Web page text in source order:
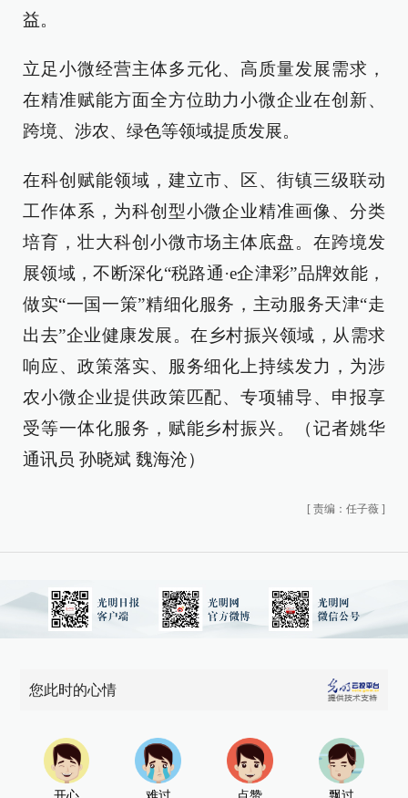
益。
立足小微经营主体多元化、高质量发展需求，
在精准赋能方面全方位助力小微企业在创新、
跨境、涉农、绿色等领域提质发展。
在科创赋能领域，建立市、区、街镇三级联动
工作体系，为科创型小微企业精准画像、分类
培育，壮大科创小微市场主体底盘。在跨境发
展领域，不断深化“税路通·e企津彩”品牌效能，
做实“一国一策”精细化服务，主动服务天津“走
出去”企业健康发展。在乡村振兴领域，从需求
响应、政策落实、服务细化上持续发力，为涉
农小微企业提供政策匹配、专项辅导、申报享
受等一体化服务，赋能乡村振兴。（记者姚华
通讯员 孙晓斌 魏海沧）
[ 责编：任子薇 ]
您此时的心情